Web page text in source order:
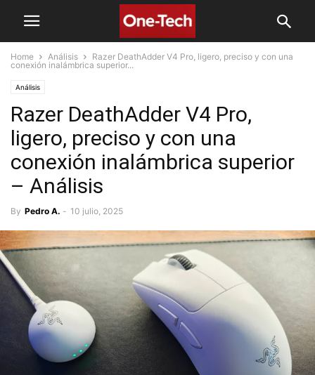
Home Análisis
Razer DeathAdder V4 Pro, ligero, preciso y con una
conexión inalámbrica superior...
Análisis
Razer DeathAdder V4 Pro,
ligero, preciso y con una
conexión inalámbrica superior
– Análisis
By Pedro A. - 10 julio, 2025